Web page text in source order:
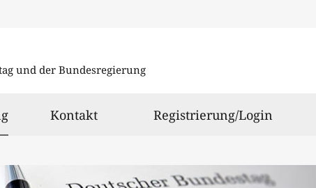
und der Bundesregierung
ausgewählt
Kontakt Registrierung/Login